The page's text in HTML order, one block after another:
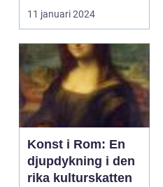
förenkla och reducera
11 januari 2024
Konst i Rom: En
djupdykning i den
rika kulturskatten